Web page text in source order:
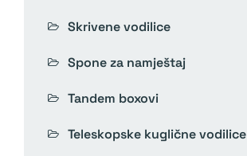
Skrivene vodilice
Spone za namještaj
Tandem boxovi
Teleskopske kuglične vodilice